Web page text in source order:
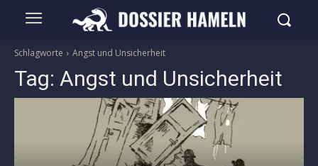
Schlagworte Angst und Unsicherheit
Tag: Angst und Unsicherheit